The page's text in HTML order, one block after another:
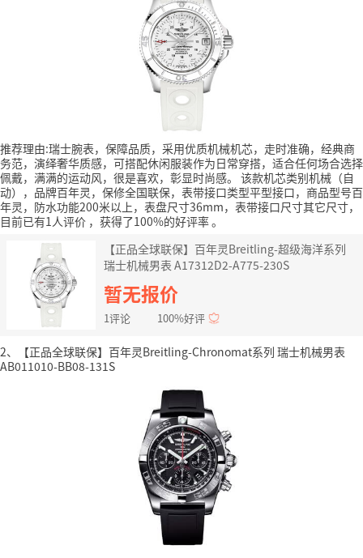
推荐理由:瑞士腕表，保障品质，采用优质机械机芯，走时准确，经典商
务范，演绎奢华质感，可搭配休闲服装作为日常穿搭，适合任何场合选择
佩戴，满满的运动风，很是喜欢，彰显时尚感。 该款机芯类别机械（自
动），品牌百年灵，保修全国联保，表带接口类型平型接口，商品型号百
年灵，防水功能200米以上，表盘尺寸36mm，表带接口尺寸其它尺寸，
目前已有1人评价 ，获得了100%的好评率。
【正品全球联保】百年灵Breitling-超级海洋系列
瑞士机械男表 A17312D2-A775-230S
暂无报价
1评论 100%好评
2、【正品全球联保】百年灵Breitling-Chronomat系列 瑞士机械男表
AB011010-BB08-131S